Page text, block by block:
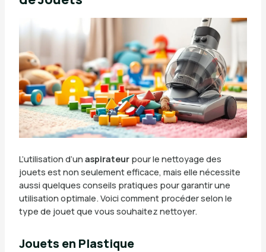
L’utilisation d’un aspirateurpour le nettoyage des
jouets est non seulement efficace, mais elle nécessite
aussi quelques conseils pratiques pour garantir une
utilisation optimale. Voici comment procéder selon le
type de jouet que vous souhaitez nettoyer.
Jouets en Plastique